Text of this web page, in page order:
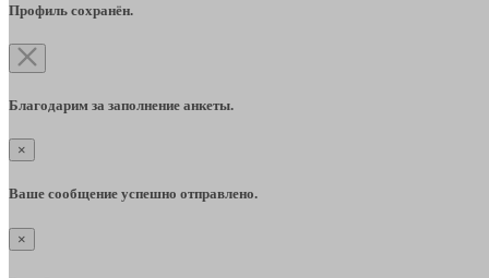
Профиль сохранён.
Благодарим за заполнение анкеты.
×
Ваше сообщение успешно отправлено.
×